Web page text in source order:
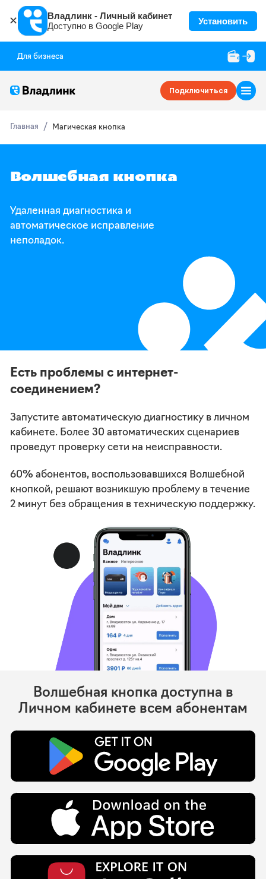
✕
Владлинк - Личный кабинет
Доступно в Google Play
Установить
Для бизнеса
Подключиться
Главная Магическая кнопка
Волшебная кнопка
Удаленная диагностика и
автоматическое исправление
неполадок.
Есть проблемы с интернет-
соединением?
Запустите автоматическую диагностику в личном
кабинете. Более 30 автоматических сценариев
проведут проверку сети на неисправности.
60% абонентов, воспользовавшихся Волшебной
кнопкой, решают возникшуюпроблему в течение
2 минут без обращения в техническую поддержку.
Волшебная кнопка доступна в
Личном кабинете всем абонентам